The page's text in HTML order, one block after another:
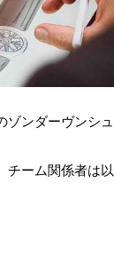
ンダーヴンシ
ーム関係者は